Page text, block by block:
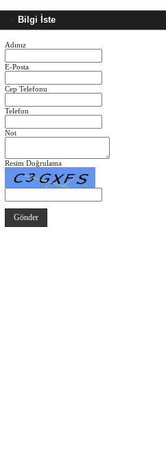
Bilgi İste
Adınız
E-Posta
Cep Telefonu
Telefon
Not
Resim Doğrulama